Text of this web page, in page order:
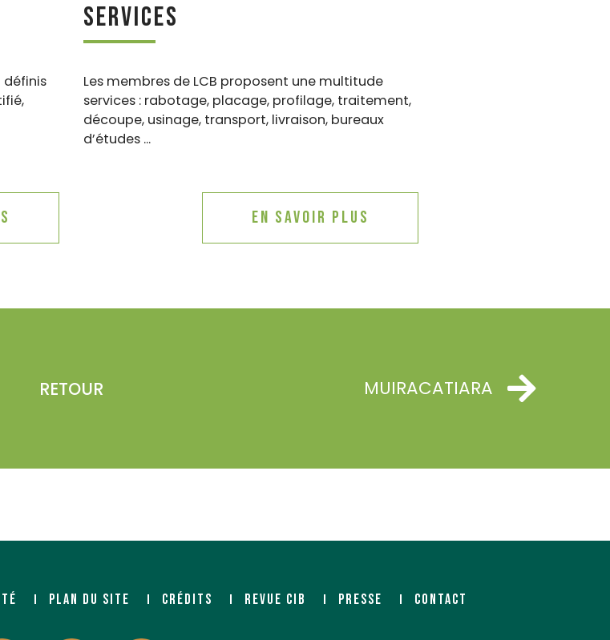
définis
Services
Les membres de LCB proposent une multitude
services : rabotage, placage, profilage, traitement,
découpe, usinage, transport, livraison, bureaux
d’études ...
En savoir plus
RETOUR MUIRACATIARA
PLAN DU SITE CRÉDITS REVUE CIB PRESSE CONTACT